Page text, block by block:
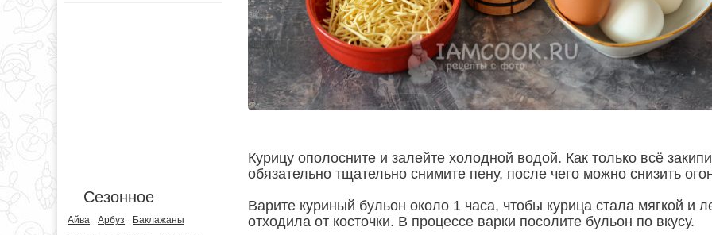
Сезонное
Айва Арбуз
Баклажаны
Курицу ополосните и залейте холодной водой. Как только всё
обязательно тщательно снимите пену, после чего можно снизить
Варите куриный бульон около 1 часа, чтобы курица стала мягкой и
отходила от косточки. В процессе варки посолите бульон по вкусу.